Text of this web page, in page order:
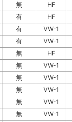
無
HF
有
HF
有
VW-1
有 VW-1
無
HF
無
VW-1
無
VW-1
無
VW-1
無
VW-1
無 VW-1